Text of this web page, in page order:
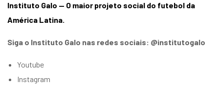
Instituto Galo — O maior projeto social do futebol da
América Latina.
Siga o Instituto Galo nas redes sociais: @institutogalo
Youtube
Instagram